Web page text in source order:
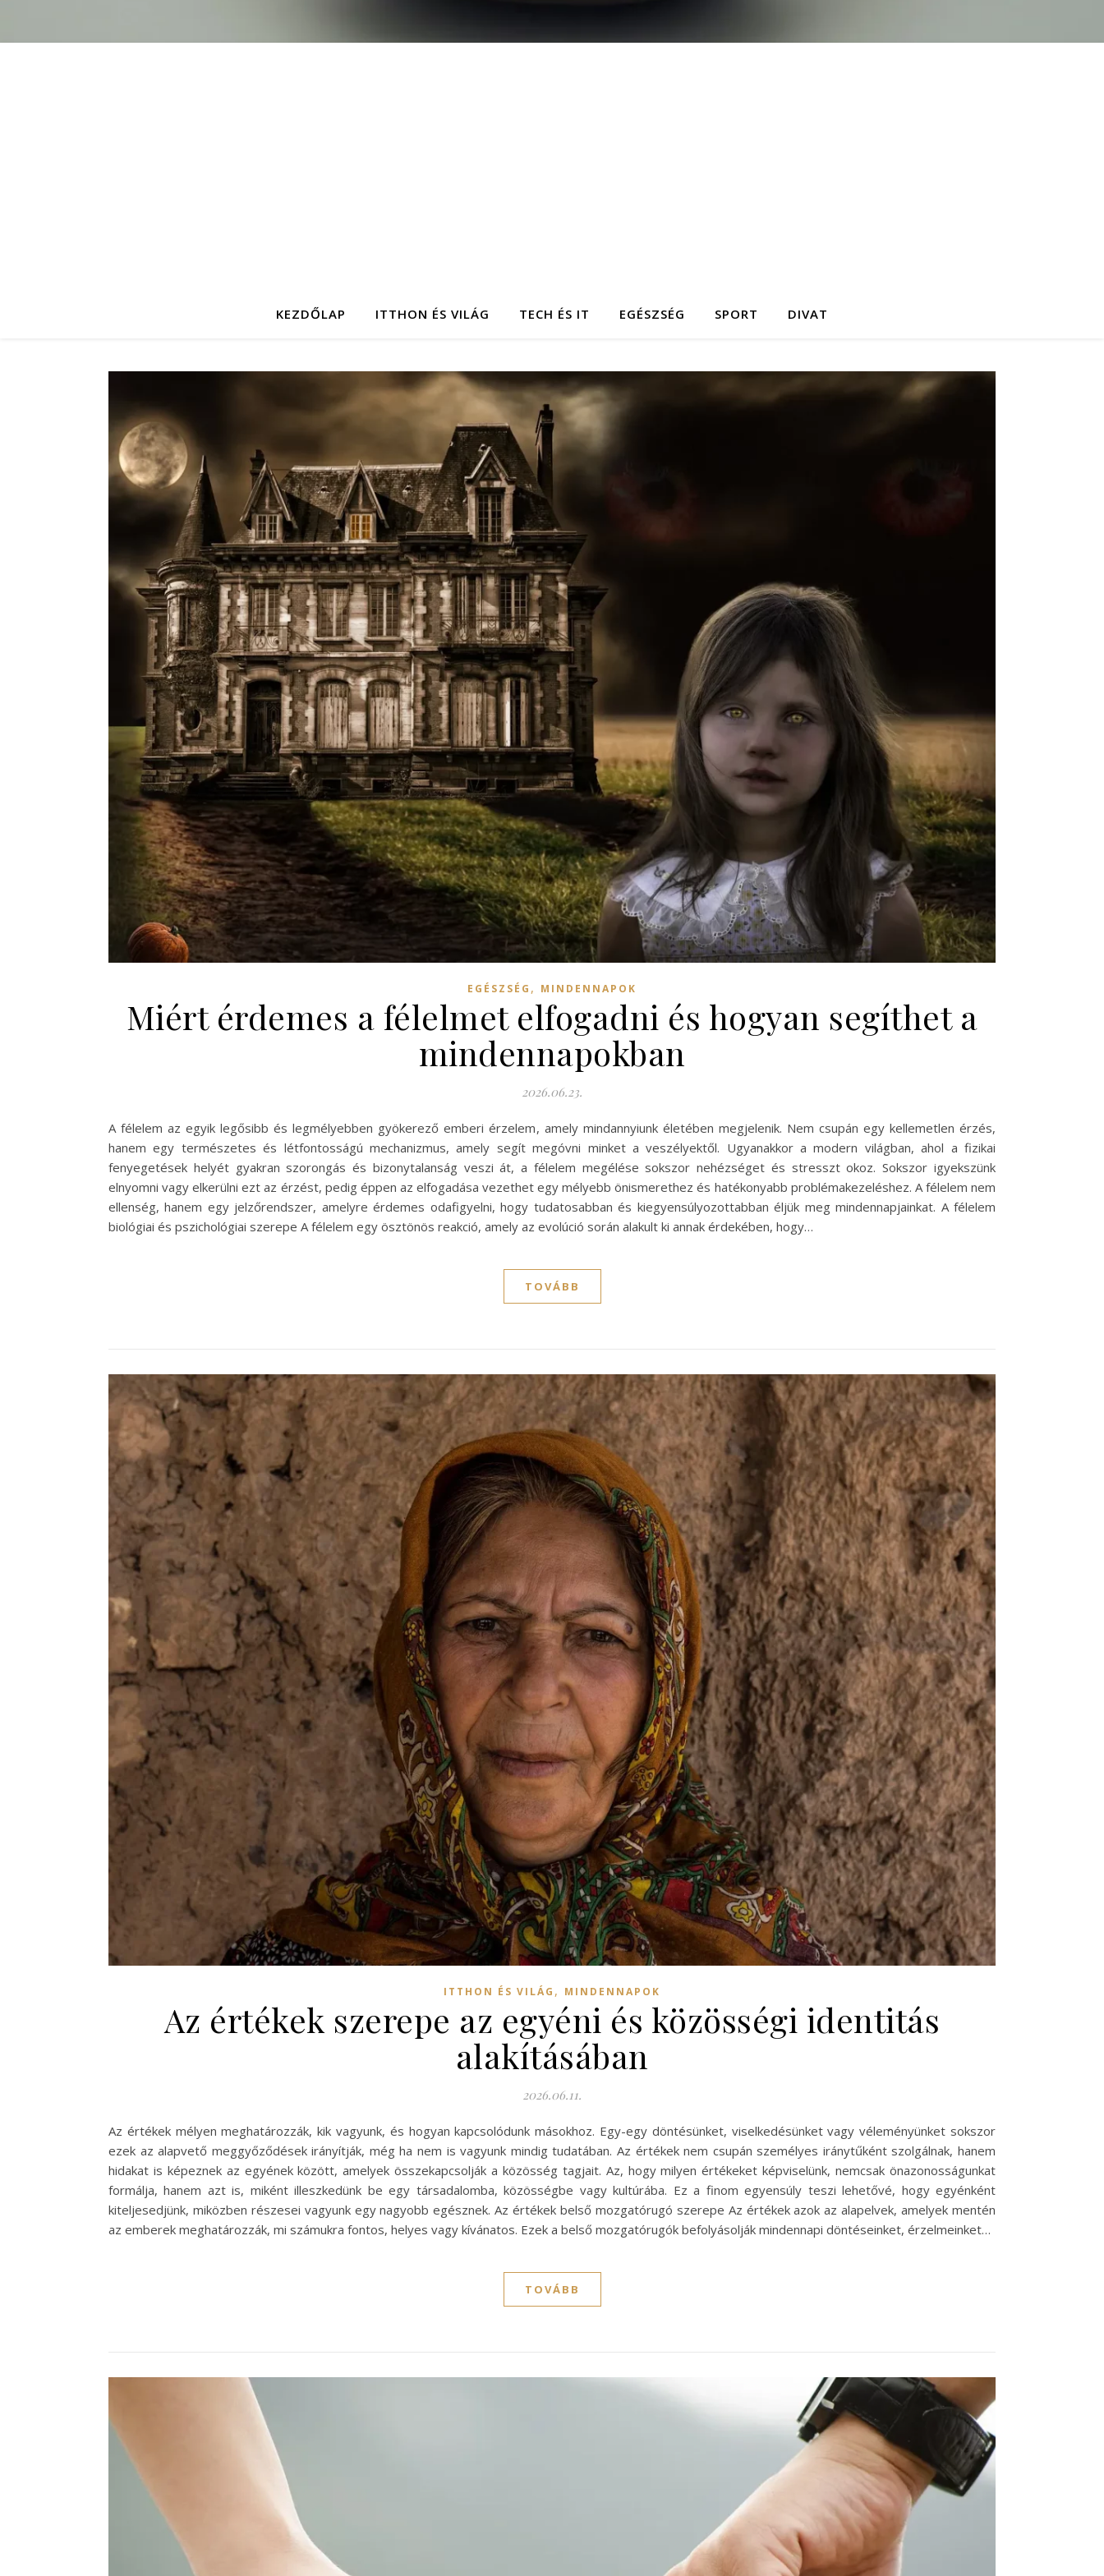
KEZDŐLAP ITTHON ÉS VILÁG TECH ÉS IT EGÉSZSÉG SPORT DIVAT
EGÉSZSÉG , MINDENNAPOK
Miért érdemes a félelmet elfogadni és hogyan segíthet a
mindennapokban
2026.06.23.
A félelem az egyik legősibb és legmélyebben gyökerező emberi érzelem, amely mindannyiunk életében megjelenik. Nem csupán egy kellemetlen érzés,
hanem egy természetes és létfontosságú mechanizmus, amely segít megóvni minket a veszélyektől. Ugyanakkor a modern világban, ahol a fizikai
fenyegetések helyét gyakran szorongás és bizonytalanság veszi át, a félelem megélése sokszor nehézséget és stresszt okoz. Sokszor igyekszünk
elnyomni vagy elkerülni ezt az érzést, pedig éppen az elfogadása vezethet egy mélyebb önismerethez és hatékonyabb problémakezeléshez. A félelem nem
ellenség, hanem egy jelzőrendszer, amelyre érdemes odafigyelni, hogy tudatosabban és kiegyensúlyozottabban éljük meg mindennapjainkat. A félelem
biológiai és pszichológiai szerepe A félelem egy ösztönös reakció, amely az evolúció során alakult ki annak érdekében, hogy…
TOVÁBB
ITTHON ÉS VILÁG , MINDENNAPOK
Az értékek szerepe az egyéni és közösségi identitás
alakításában
2026.06.11.
Az értékek mélyen meghatározzák, kik vagyunk, és hogyan kapcsolódunk másokhoz. Egy-egy döntésünket, viselkedésünket vagy véleményünket sokszor
ezek az alapvető meggyőződések irányítják, még ha nem is vagyunk mindig tudatában. Az értékek nem csupán személyes iránytűként szolgálnak, hanem
hidakat is képeznek az egyének között, amelyek összekapcsolják a közösség tagjait. Az, hogy milyen értékeket képviselünk, nemcsak önazonosságunkat
formálja, hanem azt is, miként illeszkedünk be egy társadalomba, közösségbe vagy kultúrába. Ez a finom egyensúly teszi lehetővé, hogy egyénként
kiteljesedjünk, miközben részesei vagyunk egy nagyobb egésznek. Az értékek belső mozgatórugó szerepe Az értékek azok az alapelvek, amelyek mentén
az emberek meghatározzák, mi számukra fontos, helyes vagy kívánatos. Ezek a belső mozgatórugók befolyásolják mindennapi döntéseinket, érzelmeinket…
TOVÁBB